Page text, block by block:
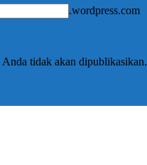
.wordpress.com
tidak akan dipublikasikan.